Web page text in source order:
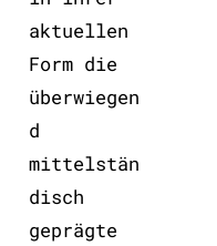
aktuellen
Form die
überwiegen
d
mittelstän
disch
geprägte